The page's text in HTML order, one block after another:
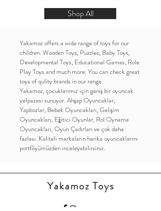
Shop All
Yakamoz offers a wide range of toys for our
children. Wooden Toys, Puzzles, Baby Toys,
Developmental Toys, Educational Games, Role
Play Toys and much more. You can check great
toys of qulity brands in our range.
Yakamoz, çocuklarımız için geniş bir oyuncak
yelpazesi sunuyor. Ahşap Oyuncaklar,
Yapbozlar, Bebek Oyuncakları, Gelişim
Oyuncakları, Eğitici Oyunlar, Rol Oynama
Oyuncakları, Oyun Çadırları ve çok daha
fazlası. Kaliteli markaların harika oyuncaklarını
portföyümüzden inceleyebilirsiniz.
Yakamoz Toys